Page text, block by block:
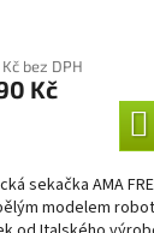
M
bez DPH
Kč
sekačka AMA
modelem